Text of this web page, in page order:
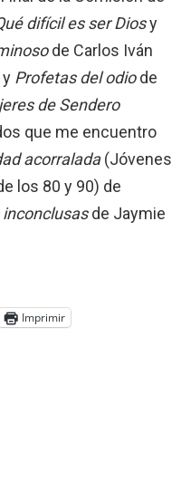
difícil es ser Diosy
de Carlos Iván
y Profetas del odiode
de Sendero
que me encuentro
acorralada(Jóvenes
los 80 y 90) de
de Jaymie
Imprimir